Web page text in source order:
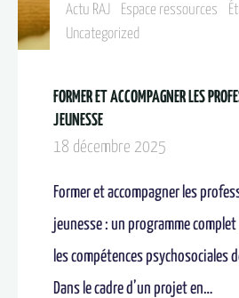
Actu RAJ Espace ressources
Uncategorized
FORMER ET ACCOMPAGNER LES
JEUNESSE
18 décembre 2025
Former et accompagner les
jeunesse : un programme
les compétences psychosociales
Dans le cadre d’un projet en…